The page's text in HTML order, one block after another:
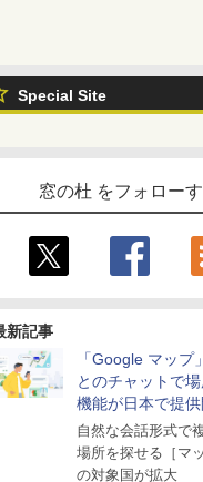
Special Site
窓の杜 をフォロー
新記事
「Google マップ
とのチャットで
機能が日本で提
自然な会話形式で
場所を探せる［マ
の対象国が拡大